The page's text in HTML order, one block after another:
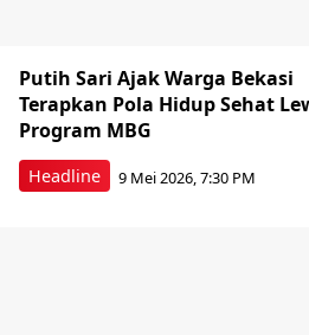
Headline
Putih Sari Ajak Warga Bekasi
Terapkan Pola Hidup Sehat
Program MBG
9 Mei 2026, 7:30 PM